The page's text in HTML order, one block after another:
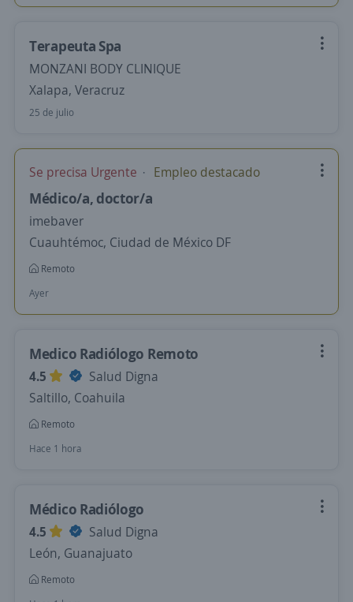
Terapeuta Spa
MONZANI BODY CLINIQUE
Xalapa, Veracruz
25 de julio
Se precisa Urgente Empleo destacado
Médico/a, doctor/a
imebaver
Cuauhtémoc, Ciudad de México DF
Remoto
Ayer
Medico Radiólogo Remoto
4.5
Salud Digna
Saltillo, Coahuila
Remoto
Hace 1 hora
Médico Radiólogo
4.5
Salud Digna
León, Guanajuato
Remoto